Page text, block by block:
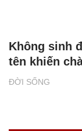
ĐỜI SỐNG
Không sinh
tên khiến